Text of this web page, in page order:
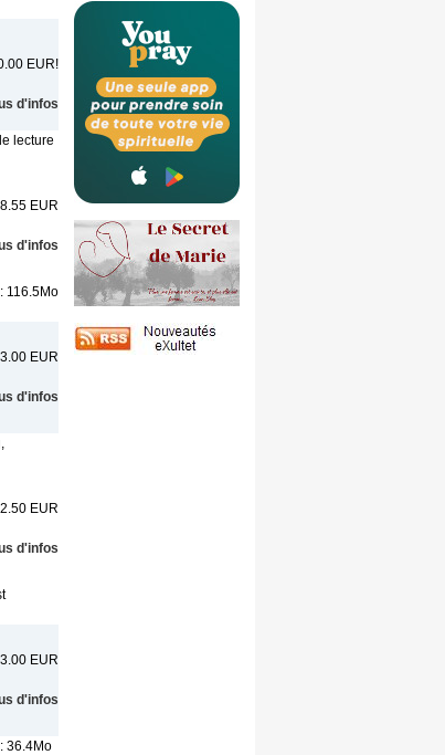
EUR!
d'infos
lecture
8.55 EUR
d'infos
116.5Mo
3.00 EUR
d'infos
EUR
d'infos
3.00 EUR
d'infos
36.4Mo